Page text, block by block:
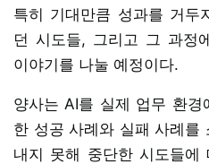
특히 기대만큼 성과를 거두
던 시도들, 그리고 그 과정
이야기를 나눌 예정이다.
양사는 AI를 실제 업무 환경
한 성공 사례와 실패 사례를
내지 못해 중단한 시도들에